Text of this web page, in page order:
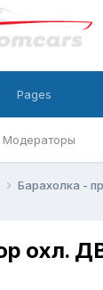
Модераторы
Pages
Барахолка -
охл.